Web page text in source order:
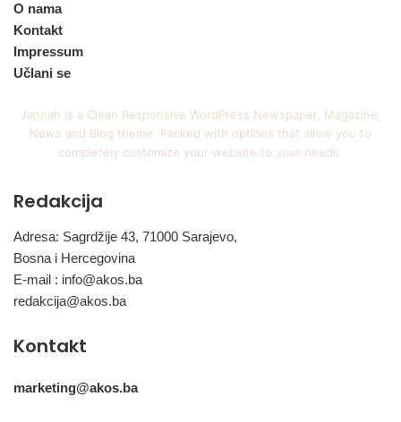
O nama
Kontakt
Impressum
Učlani se
Jannah is a Clean Responsive WordPress Newspaper, Magazine,
News and Blog theme. Packed with options that allow you to
completely customize your website to your needs.
Redakcija
Adresa: Sagrdžije 43, 71000 Sarajevo,
Bosna i Hercegovina
E-mail : info@akos.ba
redakcija@akos.ba
Kontakt
marketing@akos.ba